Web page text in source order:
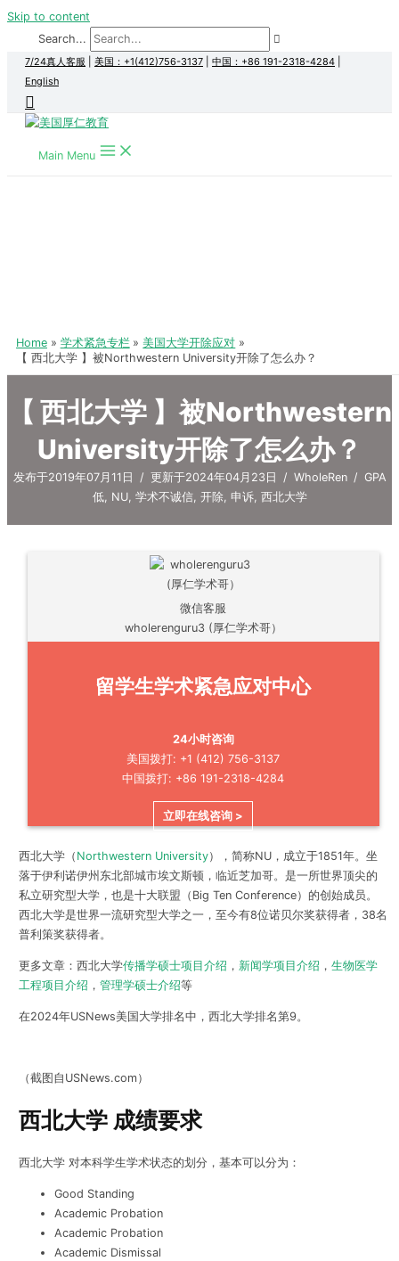
Skip to content
Search...
7/24真人客服 美国：+1(412)756-3137 中国：+86 191-2318-4284
English
Main Menu
Home 学术紧急专栏
美国大学开除应对
【 西北大学 】被Northwestern University开除了怎么办？
【 西北大学 】被Northwestern
University开除了怎么办？
发布于2019年07月11日 / 更新于2024年04月23日 / WholeRen / GPA
低, NU, 学术不诚信, 开除, 申诉, 西北大学
微信客服
wholerenguru3 (厚仁学术哥）
留学生学术紧急应对中心
24小时咨询
美国拨打: +1 (412) 756-3137
中国拨打: +86 191-2318-4284
立即在线咨询 >
西北大学（ Northwestern University），简称NU，成立于1851年。坐
落于伊利诺伊州东北部城市埃文斯顿，临近芝加哥。是一所世界顶尖的
私立研究型大学，也是十大联盟（Big Ten Conference）的创始成员。
西北大学是世界一流研究型大学之一，至今有8位诺贝尔奖获得者，38名
普利策奖获得者。
更多文章：西北大学传播学硕士项目介绍 ， 新闻学项目介绍 ， 生物医学
工程项目介绍 ， 管理学硕士介绍等
在2024年USNews美国大学排名中，西北大学排名第9。
（截图自USNews.com）
西北大学 成绩要求
西北大学 对本科学生学术状态的划分，基本可以分为：
Good Standing
Academic Probation
Academic Probation
Academic Dismissal